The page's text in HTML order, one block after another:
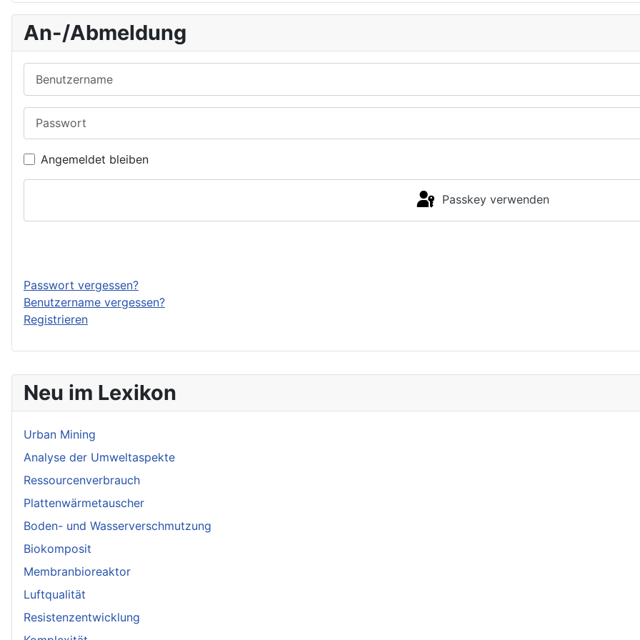
Neu im Lexikon
Urban Mining
Analyse der Umweltaspekte
Ressourcenverbrauch
Plattenwärmetauscher
Boden- und Wasserverschmutzung
Biokomposit
Membranbioreaktor
Luftqualität
Resistenzentwicklung
An-/Abmeldung
Angemeldet bleiben
Passkey verwenden
Passwort vergessen?
Benutzername vergessen?
Registrieren